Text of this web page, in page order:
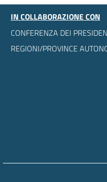
IN COLLABORAZIONE CON
CONFERENZA DEI
REGIONI/PROVINCE